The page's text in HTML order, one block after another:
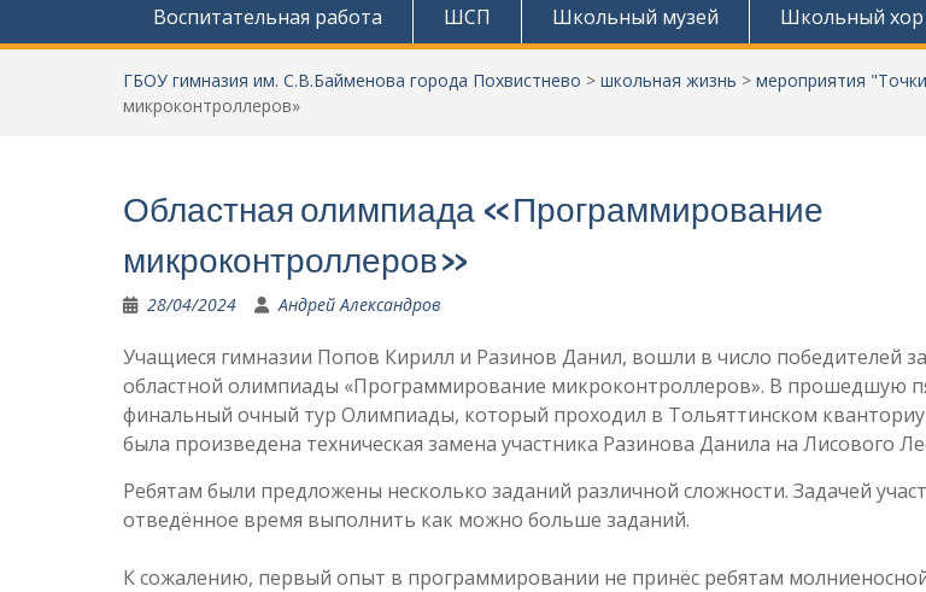
Воспитательная работа
ШСП Школьный музей Школьный хор
ГБОУ гимназия им. С.В.Байменова города Похвистнево > школьная жизнь > мероприятия
микроконтроллеров»
Областная олимпиада «Программирование
микроконтроллеров»
28/04/2024 Андрей Александров
Учащиеся гимназии Попов Кирилл и Разинов Данил, вошли в число победителей
областной олимпиады «Программирование микроконтроллеров». В прошедшую
финальный очный тур Олимпиады, который проходил в Тольяттинском
была произведена техническая замена участника Разинова Данила на Лисового
Ребятам были предложены несколько заданий различной сложности. Задачей
отведённое время выполнить как можно больше заданий.
К сожалению, первый опыт в программировании не принёс ребятам